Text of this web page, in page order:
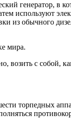
генератор, в
используют
из обычного
мира.
возить с собой,
торпедных